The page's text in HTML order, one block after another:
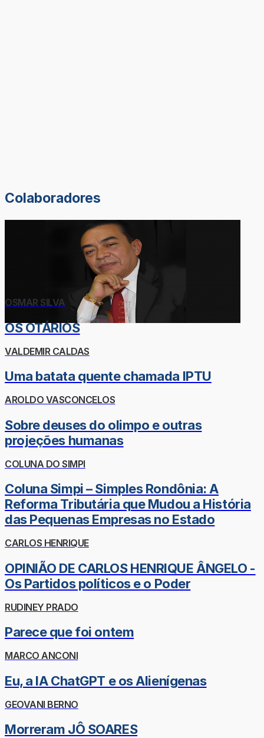
Colaboradores
OSMAR SILVA
OS OTÁRIOS
VALDEMIR CALDAS
Uma batata quente chamada IPTU
AROLDO VASCONCELOS
Sobre deuses do olimpo e outras
projeções humanas
COLUNA DO SIMPI
Coluna Simpi – Simples Rondônia: A
Reforma Tributária que Mudou a História
das Pequenas Empresas no Estado
CARLOS HENRIQUE
OPINIÃO DE CARLOS HENRIQUE ÂNGELO -
Os Partidos políticos e o Poder
RUDINEY PRADO
Parece que foi ontem
MARCO ANCONI
Eu, a IA ChatGPT e os Alienígenas
GEOVANI BERNO
Morreram JÔ SOARES